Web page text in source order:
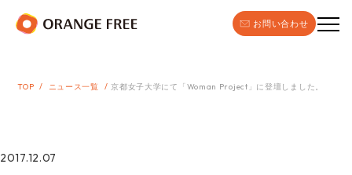
お問い合わせ
TOP ニュース一覧 京都女子大学にて「Woman Project」に登壇しました。
2017.12.07